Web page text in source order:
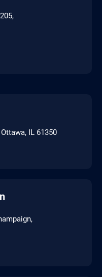
IL 61350